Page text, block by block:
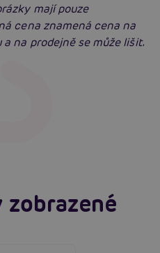
mají pouze
cena znamená cena na
na prodejně se může lišit.
zobrazené